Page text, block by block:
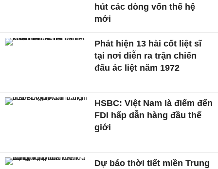
hút các dòng vốn thế hệ
mới
Phát hiện 13 hài cốt liệt sĩ
tại nơi diễn ra trận chiến
đấu ác liệt năm 1972
HSBC: Việt Nam là điểm đến
FDI hấp dẫn hàng đầu thế
giới
Dự báo thời tiết miền Trung